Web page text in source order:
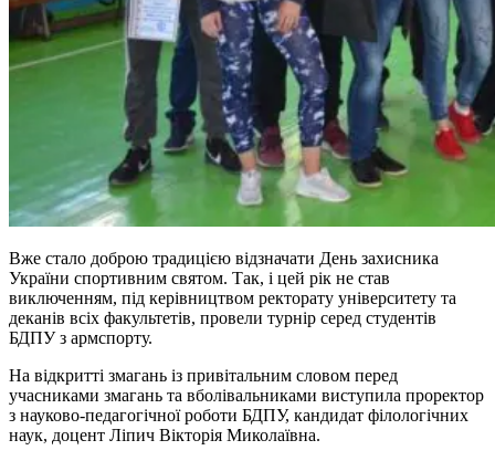
Вже стало доброю традицією відзначати День захисника
України спортивним святом. Так, і цей рік не став
виключенням, під керівництвом ректорату університету та
деканів всіх факультетів, провели турнір серед студентів
БДПУ з армспорту.
На відкритті змагань із привітальним словом перед
учасниками змагань та вболівальниками виступила проректор
з науково-педагогічної роботи БДПУ, кандидат філологічних
наук, доцент Ліпич Вікторія Миколаївна.